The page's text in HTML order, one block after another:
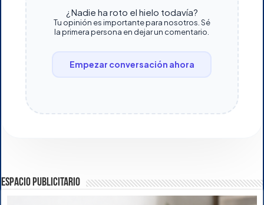
¿Nadie ha roto el hielo todavía?
Tu opinión es importante para nosotros. Sé
la primera persona en dejar un comentario.
Empezar conversación ahora
ESPACIO PUBLICITARIO